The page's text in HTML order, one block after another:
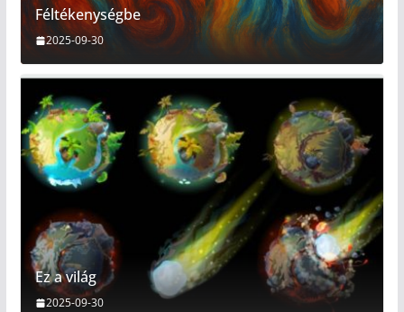
Féltékenységbe
2025-09-30
Ez a világ
2025-09-30